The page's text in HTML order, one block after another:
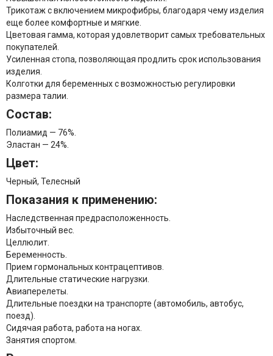
Трикотаж с включением микрофибры, благодаря чему изделия
еще более комфортные и мягкие.
Цветовая гамма, которая удовлетворит самых требовательных
покупателей.
Усиленная стопа, позволяющая продлить срок использования
изделия.
Колготки для беременных с возможностью регулировки
размера талии.
Состав:
Полиамид — 76%.
Эластан — 24%.
Цвет:
Черный, Телесный
Показания к применению:
Наследственная предрасположенность.
Избыточный вес.
Целлюлит.
Беременность.
Прием гормональных контрацептивов.
Длительные статические нагрузки.
Авиаперелеты.
Длительные поездки на транспорте (автомобиль, автобус,
поезд).
Сидячая работа, работа на ногах.
Занятия спортом.